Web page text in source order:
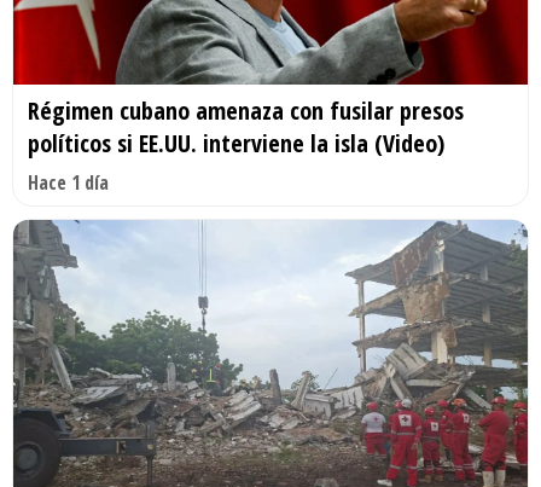
Régimen cubano amenaza con fusilar presos
políticos si EE.UU. interviene la isla (Video)
Hace 1 día